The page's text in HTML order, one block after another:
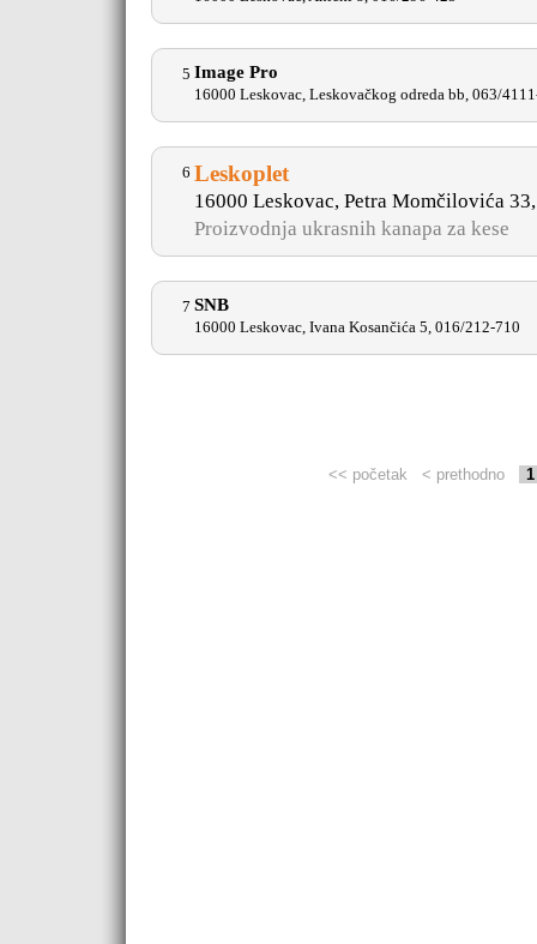
5 Image Pro
16000 Leskovac, Leskovačkog odreda bb, 063/
6 Leskoplet
16000 Leskovac, Petra Momčilovića
Proizvodnja ukrasnih kanapa za kese
7 SNB
16000 Leskovac, Ivana Kosančića 5, 016/212-710
<< početak < prethodno 1